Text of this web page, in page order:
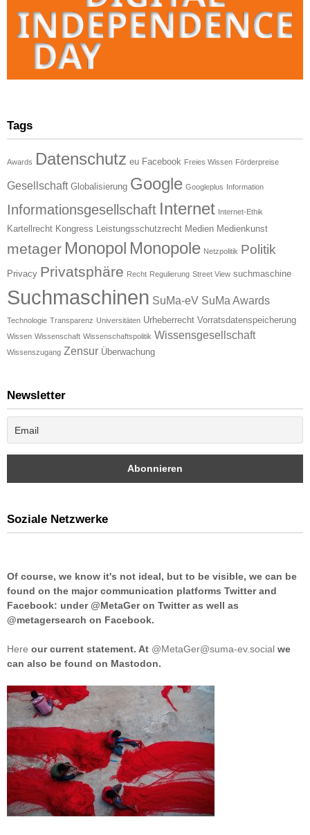
Tags
Awards Datenschutz eu Facebook Freies Wissen Förderpreise
Gesellschaft Globalisierung Google Googleplus Information
Informationsgesellschaft Internet Internet-Ethik
Kartellrecht Kongress Leistungsschutzrecht Medien Medienkunst
metager Monopol Monopole Netzpolitik Politik
Privacy Privatsphäre Recht Regulierung Street View suchmaschine
Suchmaschinen SuMa-eV SuMa Awards
Technologie Transparenz Universitäten Urheberrecht Vorratsdatenspeicherung
Wissen Wissenschaft Wissenschaftspolitik Wissensgesellschaft
Wissenszugang Zensur Überwachung
Newsletter
Soziale Netzwerke
Of course, we know it's not ideal, but to be visible, we can be
found on the major communication platforms Twitter and
Facebook: under @MetaGer on Twitter as well as
@metagersearch on Facebook.
Here our current statement. At @MetaGer@suma-ev.social we
can also be found on Mastodon.